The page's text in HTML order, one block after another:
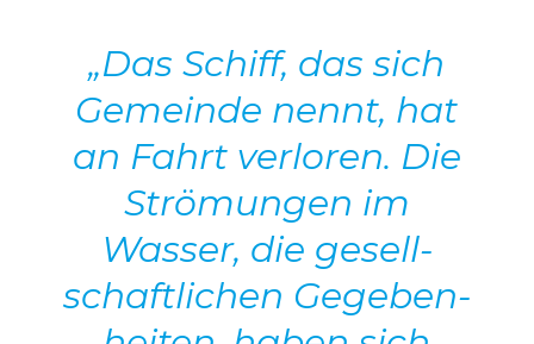
„Das Schiff, das sich
Gemeinde nennt, hat
an Fahrt verloren. Die
Strö­mungen im
Wasser, die gesell­
schaft­li­chen Gege­ben­